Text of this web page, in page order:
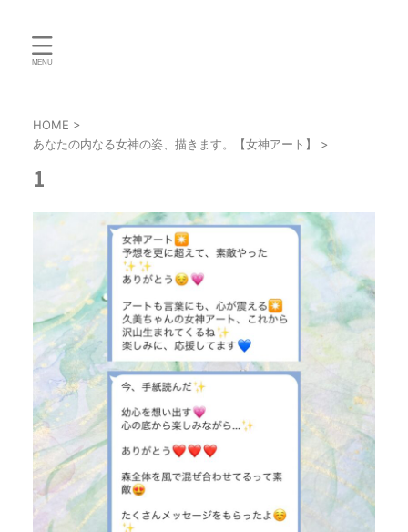
HOME >
あなたの内なる女神の姿、描きます。【女神アート】
>
1